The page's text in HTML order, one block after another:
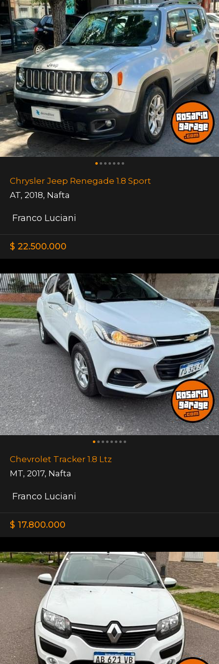
Chrysler Jeep Renegade 1.8 Sport
AT, 2018, Nafta
Franco Luciani
$ 22.500.000
Chevrolet Tracker 1.8 Ltz
MT, 2017, Nafta
Franco Luciani
$ 17.800.000